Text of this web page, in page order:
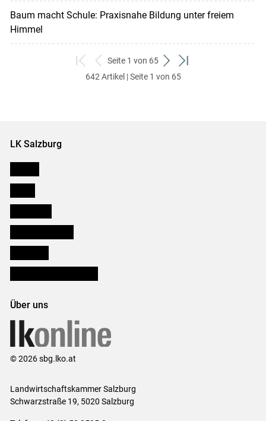
Baum macht Schule: Praxisnahe Bildung unter freiem
Himmel
zum
ersten
zurück
zum
Seite 1 von 65
weiter
zum
zum
642 Artikel | Seite 1 von 65
LK Salzburg
Über uns
© 2026 sbg.lko.at
Landwirtschaftskammer Salzburg
Schwarzstraße 19, 5020 Salzburg